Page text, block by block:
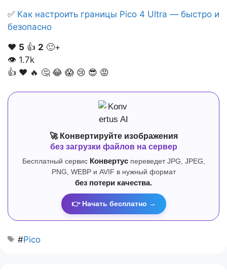
✅ Как настроить границы Pico 4 Ultra — быстро и
безопасно
❤️ 5 👍 2 🙂+
👁 1.7k
👍 ❤️ 🔥 🤔 😂 😱 😢 😎 😡
🚀 Конвертируйте изображения
без загрузки файлов на сервер
Бесплатный сервис Конвертуспереведет JPG, JPEG,
PNG, WEBP и AVIF в нужный формат
без потери качества.
👉 Начать бесплатно →
#Pico